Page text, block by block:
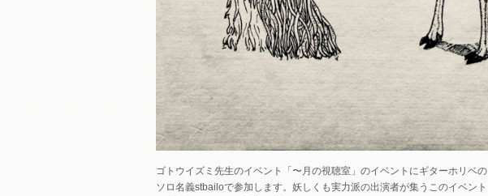
ゴトウイズミ先生のイベント「〜月の視聴室」のイベントにギターホリベの
ソロ名義stbailoで参加します。妖しくも実力派の出演者が集うこのイベント